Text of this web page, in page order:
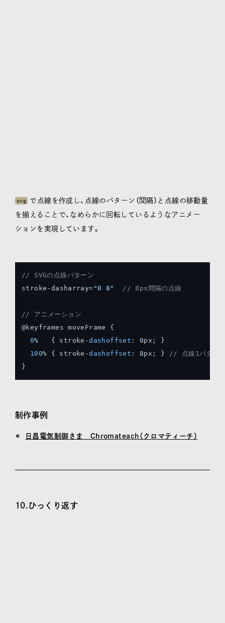
svg
で点線を作成し、点線のパターン（間隔）と点線の移動量
を揃えることで、なめらかに回転しているようなアニメー
ションを実現しています。
// SVGの点線パターン
stroke-dasharray= "0 8" // 8px間隔の点線
// アニメーション
@keyframes moveFrame {
0%   { stroke-dashoffset : 0px; }
100% { stroke-dashoffset : 8px; }
// 点線1パター
}
制作事例
日昌電気制御さま Chromateach（クロマティーチ）
10.ひっくり返す